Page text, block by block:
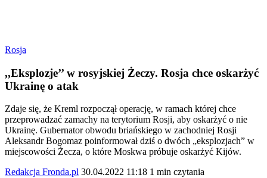
Rosja
,,Eksplozje’’ w rosyjskiej Żeczy. Rosja chce oskarżyć
Ukrainę o atak
Zdaje się, że Kreml rozpoczął operację, w ramach której chce
przeprowadzać zamachy na terytorium Rosji, aby oskarżyć o nie
Ukrainę. Gubernator obwodu briańskiego w zachodniej Rosji
Aleksandr Bogomaz poinformował dziś o dwóch „eksplozjach” w
miejscowości Żecza, o które Moskwa próbuje oskarżyć Kijów.
Redakcja Fronda.pl 30.04.2022 11:18 1 min czytania